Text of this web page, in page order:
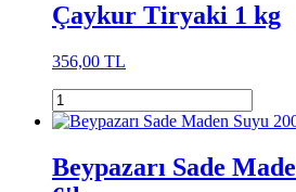
Çaykur Tiryaki 1 kg
356,00 TL
Beypazarı Sade